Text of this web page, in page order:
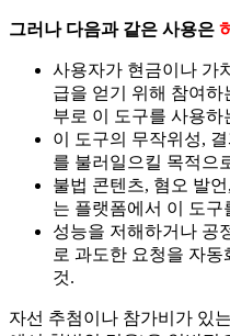
그러나 다음과 같은 사용은
사용자가 현금이나 가
급을 얻기 위해 참여하
부로 이 도구를 사용하
이 도구의 무작위성,
를 불러일으킬 목적으
불법 콘텐츠, 혐오 발
는 플랫폼에서 이 도
성능을 저해하거나 공
로 과도한 요청을 자
것.
자선 추첨이나 참가비가 있